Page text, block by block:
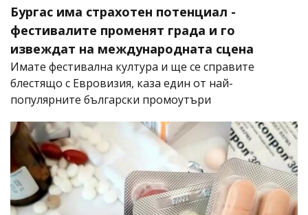
Бургас има страхотен потенциал -
фестивалите променят града и го
извеждат на международната сцена
Имате фестивална култура и ще се справите
блестящо с Евровизия, каза един от най-
популярните български промоутъри